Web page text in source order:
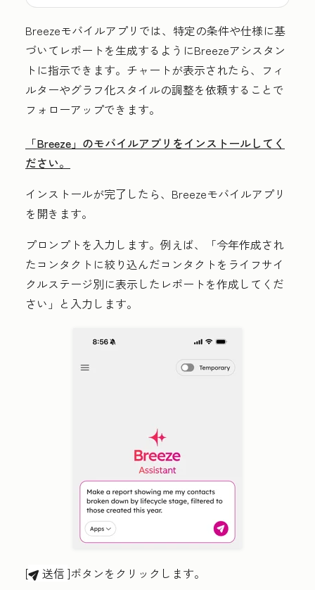
Breezeモバイルアプリでは、特定の条件や仕様に基
づいてレポートを生成するようにBreezeアシスタン
トに指示できます。チャートが表示されたら、フィ
ルターやグラフ化スタイルの調整を依頼することで
フォローアップできます。
「Breeze」のモバイルアプリをインストールしてく
ださい。
インストールが完了したら、Breezeモバイルアプリ
を開きます。
プロンプトを入力します。例えば、「今年作成され
たコンタクトに絞り込んだコンタクトをライフサイ
クルステージ別に表示したレポートを作成してくだ
さい」と入力します。
[breezeSendIcon 送信 ]ボタンをクリックします。